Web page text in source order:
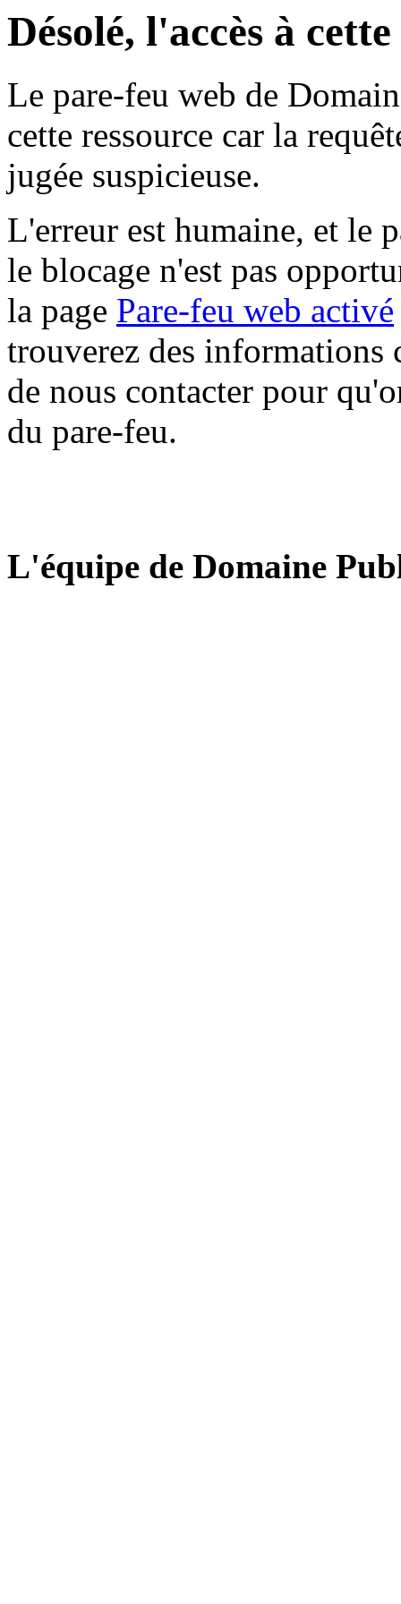
Désolé, l'accès à
Le pare-feu web de
cette ressource car la
jugée suspicieuse.
L'erreur est humaine, et le
le blocage n'est pas
la page Pare-feu web activé
trouverez des informations
de nous contacter pour
du pare-feu.
L'équipe de Domaine